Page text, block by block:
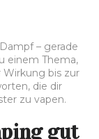
– gerade
einem Thema,
Wirkung bis zur
die dir
zu vapen.
gut